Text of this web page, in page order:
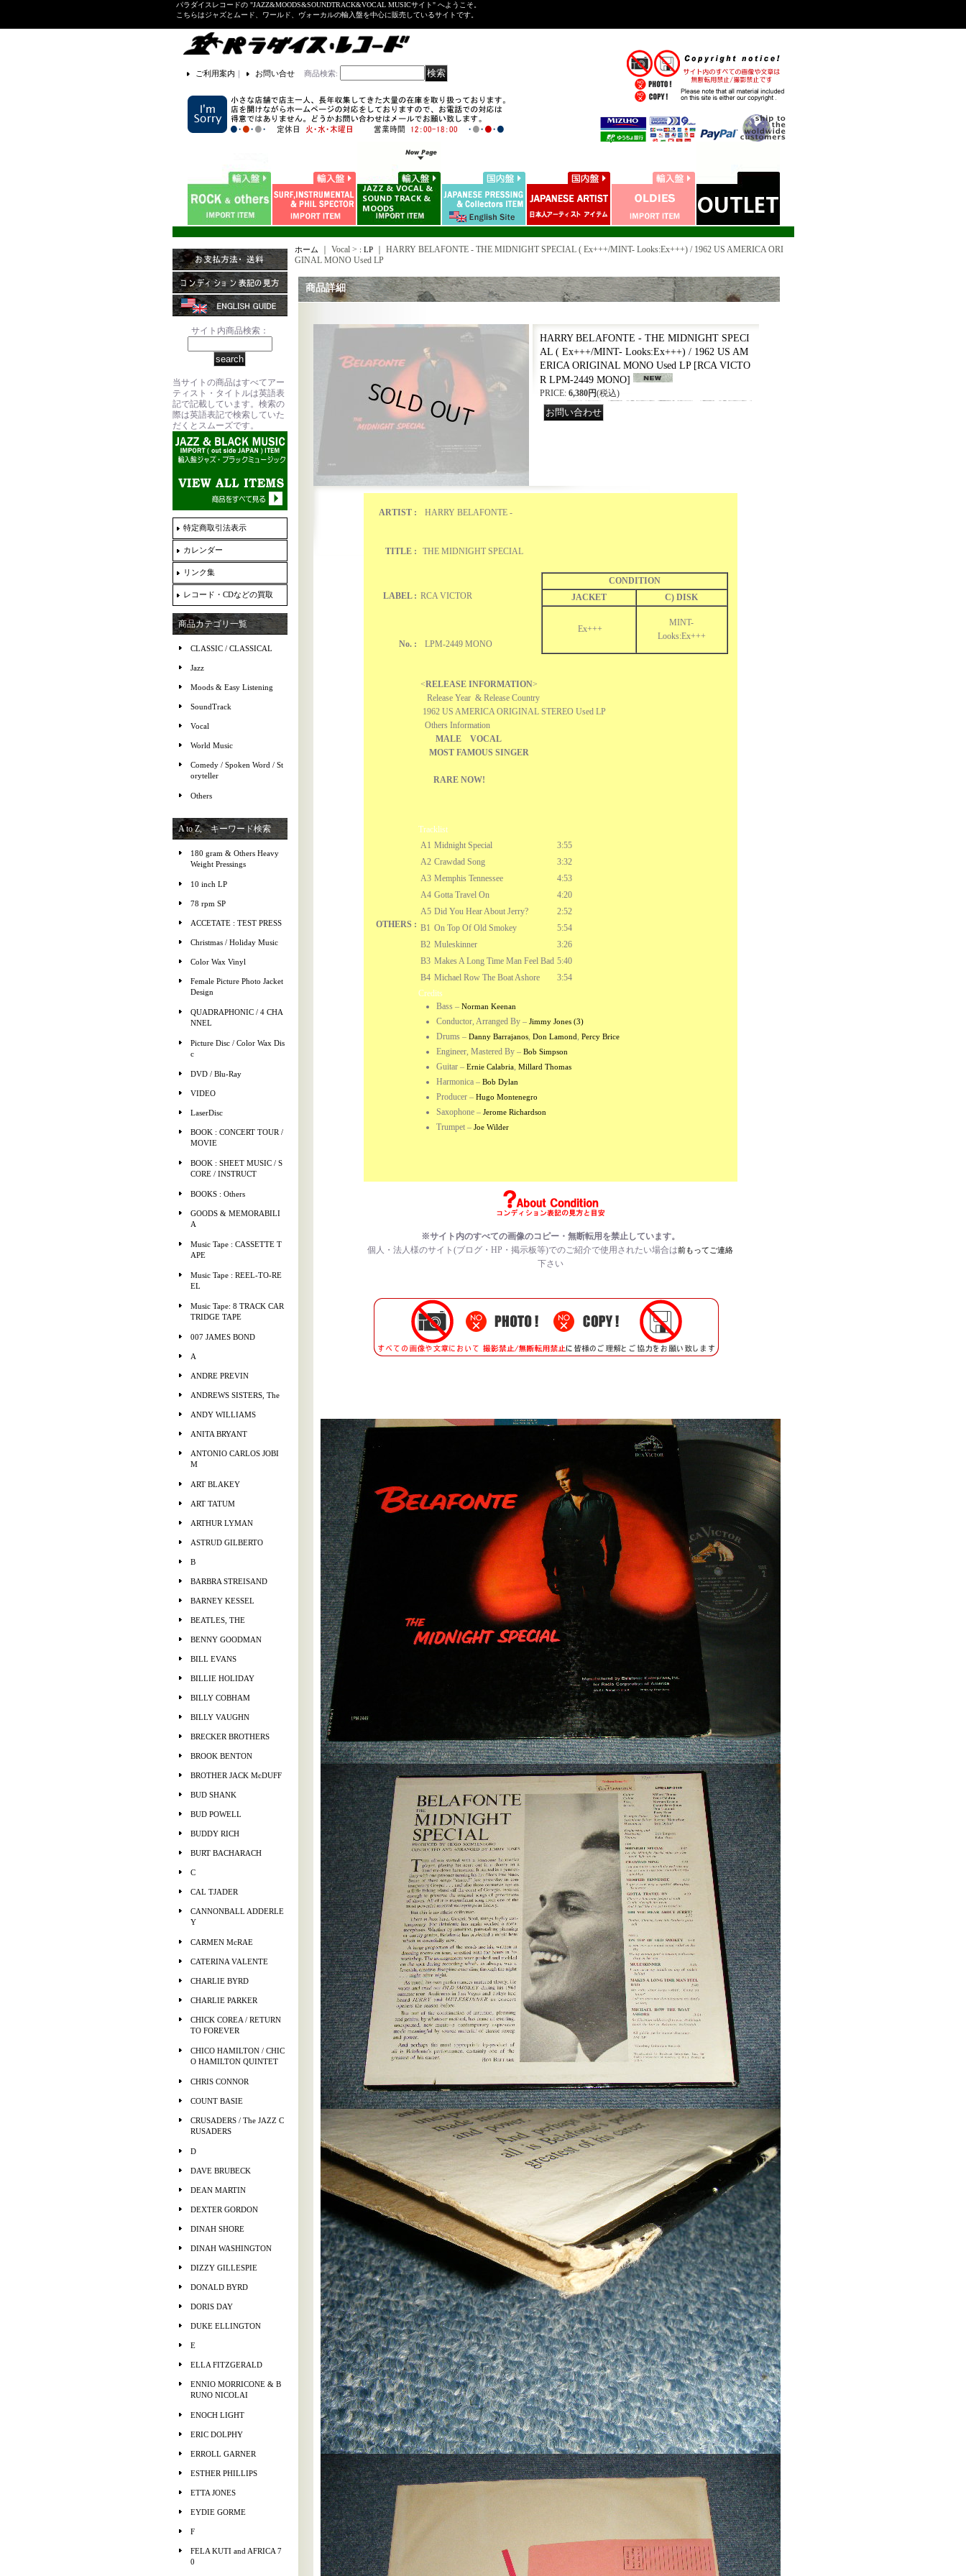
パラダイスレコードの "JAZZ&MOODS&SOUNDTRACK&VOCAL MUSICサイト" へようこそ。
こちらはジャズとムード、ワールド、ヴォーカルの輸入盤を中心に販売しているサイトです。
ご利用案内 ｜ お問い合せ 商品検索:
サイト内商品検索：
当サイトの商品はすべてアー
ティスト・タイトルは英語表
記で記載しています。検索の
際は英語表記で検索していた
だくとスムーズです。
特定商取引法表示
カレンダー
リンク集
レコード・CDなどの買取
商品カテゴリ一覧
CLASSIC / CLASSICAL
Jazz
Moods & Easy Listening
SoundTrack
Vocal
World Music
Comedy / Spoken Word / St
oryteller
Others
A to Z, キーワード検索
180 gram & Others Heavy
Weight Pressings
10 inch LP
78 rpm SP
ACCETATE : TEST PRESS
Christmas / Holiday Music
Color Wax Vinyl
Female Picture Photo Jacket
Design
QUADRAPHONIC / 4 CHA
NNEL
Picture Disc / Color Wax Dis
c
DVD / Blu-Ray
VIDEO
LaserDisc
BOOK : CONCERT TOUR /
MOVIE
BOOK : SHEET MUSIC / S
CORE / INSTRUCT
BOOKS : Others
GOODS & MEMORABILI
A
Music Tape : CASSETTE T
APE
Music Tape : REEL-TO-RE
EL
Music Tape: 8 TRACK CAR
TRIDGE TAPE
007 JAMES BOND
A
ANDRE PREVIN
ANDREWS SISTERS, The
ANDY WILLIAMS
ANITA BRYANT
ANTONIO CARLOS JOBI
M
ART BLAKEY
ART TATUM
ARTHUR LYMAN
ASTRUD GILBERTO
B
BARBRA STREISAND
BARNEY KESSEL
BEATLES, THE
BENNY GOODMAN
BILL EVANS
BILLIE HOLIDAY
BILLY COBHAM
BILLY VAUGHN
BRECKER BROTHERS
BROOK BENTON
BROTHER JACK McDUFF
BUD SHANK
BUD POWELL
BUDDY RICH
BURT BACHARACH
C
CAL TJADER
CANNONBALL ADDERLE
Y
CARMEN McRAE
CATERINA VALENTE
CHARLIE BYRD
CHARLIE PARKER
CHICK COREA / RETURN
TO FOREVER
CHICO HAMILTON / CHIC
O HAMILTON QUINTET
CHRIS CONNOR
COUNT BASIE
CRUSADERS / The JAZZ C
RUSADERS
D
DAVE BRUBECK
DEAN MARTIN
DEXTER GORDON
DINAH SHORE
DINAH WASHINGTON
DIZZY GILLESPIE
DONALD BYRD
DORIS DAY
DUKE ELLINGTON
E
ELLA FITZGERALD
ENNIO MORRICONE & B
RUNO NICOLAI
ENOCH LIGHT
ERIC DOLPHY
ERROLL GARNER
ESTHER PHILLIPS
ETTA JONES
EYDIE GORME
F
FELA KUTI and AFRICA 7
0
ホーム ｜ Vocal > : LP｜ HARRY BELAFONTE - THE MIDNIGHT SPECIAL ( Ex+++/MINT- Looks:Ex+++) / 1962 US AMERICA ORI
GINAL MONO Used LP
商品詳細
HARRY BELAFONTE - THE MIDNIGHT SPECI
AL ( Ex+++/MINT- Looks:Ex+++) / 1962 US AM
ERICA ORIGINAL MONO Used LP [RCA VICTO
R LPM-2449 MONO]
PRICE: 6,380円(税込)
ARTIST : HARRY BELAFONTE -
TITLE : THE MIDNIGHT SPECIAL
LABEL : RCA VICTOR
CONDITION
JACKET
C) DISK
Ex+++
MINT-
Looks:Ex+++
No. : LPM-2449 MONO
OTHERS :
<RELEASE INFORMATION>
Release Year & Release Country
1962 US AMERICA ORIGINAL STEREO Used LP
Others Information
MALE VOCAL
MOST FAMOUS SINGER
RARE NOW!
Tracklist
A1 Midnight Special
3:55
A2 Crawdad Song
3:32
A3 Memphis Tennessee
4:53
A4 Gotta Travel On
4:20
A5 Did You Hear About Jerry?
2:52
B1 On Top Of Old Smokey
5:54
B2 Muleskinner
3:26
B3 Makes A Long Time Man Feel Bad 5:40
B4 Michael Row The Boat Ashore
3:54
Credits
Bass– Norman Keenan
Conductor, Arranged By– Jimmy Jones (3)
Drums– Danny Barrajanos, Don Lamond, Percy Brice
Engineer, Mastered By– Bob Simpson
Guitar– Ernie Calabria, Millard Thomas
Harmonica– Bob Dylan
Producer– Hugo Montenegro
Saxophone– Jerome Richardson
Trumpet– Joe Wilder
※サイト内のすべての画像のコピー・無断転用を禁止しています。
個人・法人様のサイト(ブログ・HP・掲示板等)でのご紹介で使用されたい場合は前もってご連絡
下さい